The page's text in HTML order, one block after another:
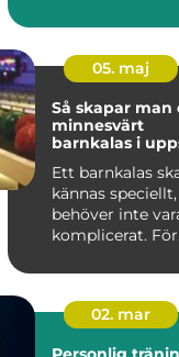
05. maj
Så skapar man
minnesvärt
barnkalas i
Ett barnkalas
kännas
behöver inte
komplicerat. För
Uppsala ...
02. mar